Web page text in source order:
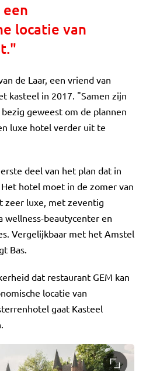
locatie van
de Laar, een vriend van
kasteel in 2017. "Samen zijn
geweest om de plannen
luxe hotel verder uit te
deel van het plan dat in
hotel moet in de zomer van
zeer luxe, met zeventig
wellness-beautycenter en
Vergelijkbaar met het Amstel
Bas.
dat restaurant GEM kan
locatie van
gaat Kasteel